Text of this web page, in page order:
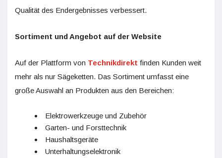
Qualität des Endergebnisses verbessert.
Sortiment und Angebot auf der Website
Auf der Plattform von Technikdirekt finden Kunden weit
mehr als nur Sägeketten. Das Sortiment umfasst eine
große Auswahl an Produkten aus den Bereichen:
Elektrowerkzeuge und Zubehör
Garten- und Forsttechnik
Haushaltsgeräte
Unterhaltungselektronik